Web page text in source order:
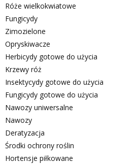
Róże wielkokwiatowe
Fungicydy
Zimozielone
Opryskiwacze
Herbicydy gotowe do użycia
Krzewy róż
Insektycydy gotowe do użycia
Fungicydy gotowe do użycia
Nawozy uniwersalne
Nawozy
Deratyzacja
Środki ochrony roślin
Hortensje piłkowane